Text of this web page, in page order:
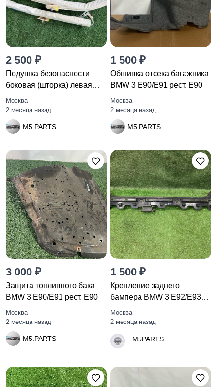
2 500 ₽
Подушка безопасности
боковая (шторка) левая
BMW 7
Москва
2 месяца назад
M5.PARTS
1 500 ₽
Обшивка отсека багажника
BMW 3 E90/E91 рест. E90
Москва
2 месяца назад
M5.PARTS
3 000 ₽
Защита топливного бака
BMW 3 E90/E91 рест. E90
Москва
2 месяца назад
M5.PARTS
1 500 ₽
Крепление заднего
бампера BMW 3 E92/E93
E92 2007
Москва
2 месяца назад
M5PARTS